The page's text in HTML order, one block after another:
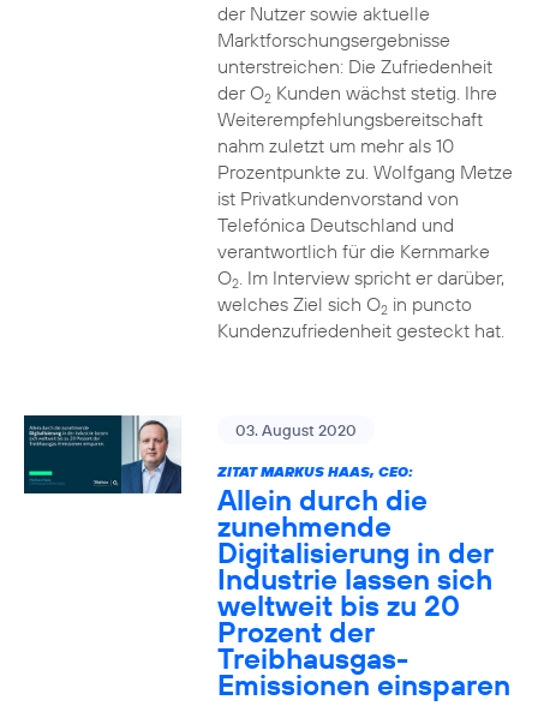
der Nutzer sowie aktuelle
Marktforschungsergebnisse
unterstreichen: Die Zufriedenheit
der O2Kunden wächst stetig. Ihre
Weiterempfehlungsbereitschaft
nahm zuletzt um mehr als 10
Prozentpunkte zu. Wolfgang Metze
ist Privatkundenvorstand von
Telefónica Deutschland und
verantwortlich für die Kernmarke
O2. Im Interview spricht er darüber,
welches Ziel sich O2in puncto
Kundenzufriedenheit gesteckt hat.
03. August 2020
ZITAT MARKUS HAAS, CEO:
Allein durch die
zunehmende
Digitalisierung in der
Industrie lassen sich
weltweit bis zu 20
Prozent der
Treibhausgas-
Emissionen einsparen